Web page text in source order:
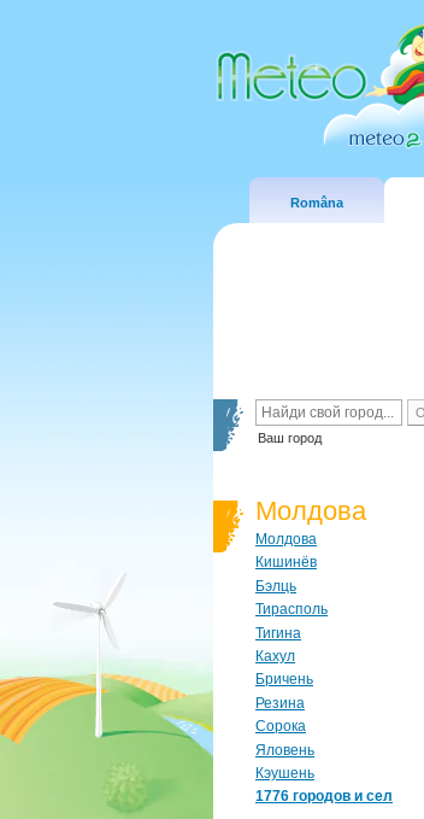
Româna
Ваш город
Молдова
Молдова
Кишинёв
Бэлць
Тирасполь
Тигина
Кахул
Бричень
Резина
Сорока
Яловень
Кэушень
1776 городов и сел